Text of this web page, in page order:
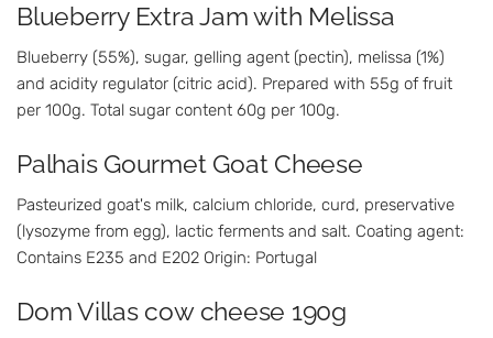
Blueberry Extra Jam with Melissa
Blueberry (55%), sugar, gelling agent (pectin), melissa (1%)
and acidity regulator (citric acid). Prepared with 55g of fruit
per 100g. Total sugar content 60g per 100g.
Palhais Gourmet Goat Cheese
Pasteurized goat's milk, calcium chloride, curd, preservative
(lysozyme from egg), lactic ferments and salt. Coating agent:
Contains E235 and E202 Origin: Portugal
Dom Villas cow cheese 190g